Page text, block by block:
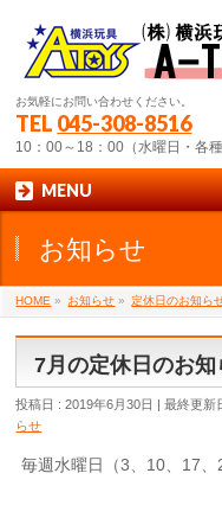
お気軽にお問い合わせください。
TEL 045-308-8516
10：00～18：00（水曜日・各
MENU
お知らせ
HOME » お知らせ » 定休日のお知ら
7月の定休日のお知
投稿日 : 2019年6月30日 最終更新
らせ
毎週水曜日（3、10、17、